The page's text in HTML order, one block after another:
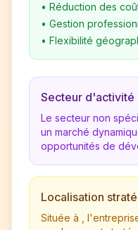
• Réduction des
• Gestion
• Flexibilité
Secteur d'activité
Le secteur non
un marché
opportunités de
Localisation
Située à ,